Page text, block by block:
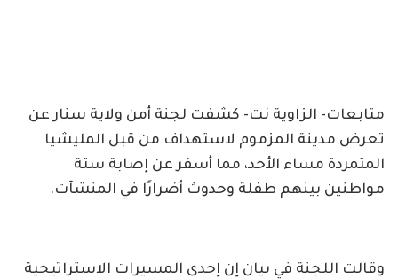
متابعات- الزاوية نت- كشفت لجنة أمن ولاية سنار عن
تعرض مدينة المزموم لاستهداف من قبل المليشيا
المتمردة مساء الأحد، مما أسفر عن إصابة ستة
مواطنين بينهم طفلة وحدوث أضرارًا في المنشآت.
وقالت اللجنة في بيان إن إحدى المسيرات الاستراتيجية